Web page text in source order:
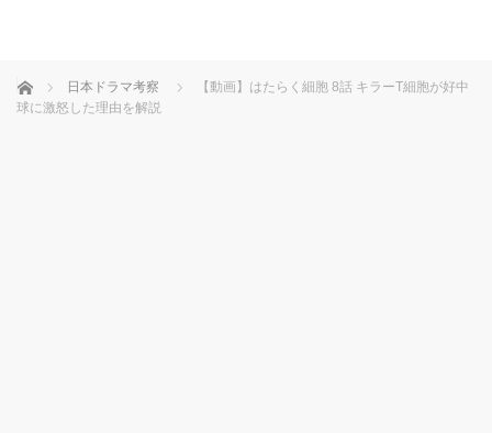
ホーム 日本ドラマ考察
【動画】はたらく細胞 8話 キラーT細胞が好中
球に激怒した理由を解説